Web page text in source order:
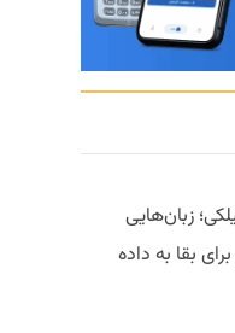
زبان‌هایی
بقا به داده